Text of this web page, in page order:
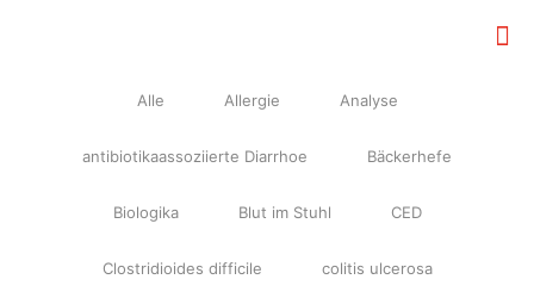
Alle Allergie Analyse
antibiotikaassoziierte Diarrhoe Bäckerhefe
Biologika Blut im Stuhl CED
Clostridioides difficile colitis ulcerosa